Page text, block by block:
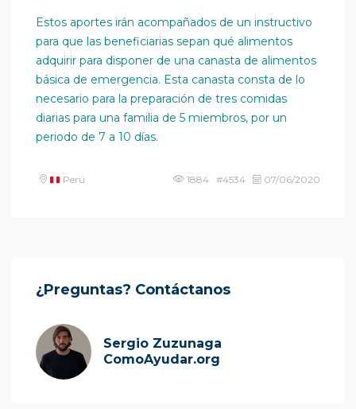
Estos aportes irán acompañados de un instructivo
para que las beneficiarias sepan qué alimentos
adquirir para disponer de una canasta de alimentos
básica de emergencia. Esta canasta consta de lo
necesario para la preparación de tres comidas
diarias para una familia de 5 miembros, por un
periodo de 7 a 10 días.
Perú 1884 #4534 07/06/2020
¿Preguntas? Contáctanos
Sergio Zuzunaga
ComoAyudar.org